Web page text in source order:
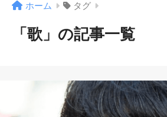
ホーム タグ
「歌」の記事一覧